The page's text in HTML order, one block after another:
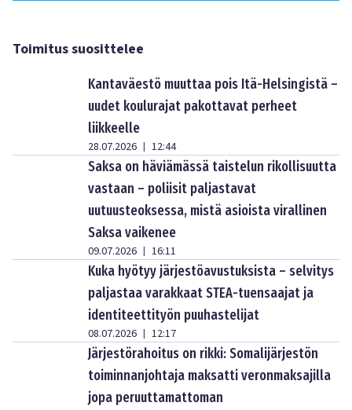
Toimitus suosittelee
Kantaväestö muuttaa pois Itä-Helsingistä –
uudet koulurajat pakottavat perheet
liikkeelle
28.07.2026 | 12:44
Saksa on häviämässä taistelun rikollisuutta
vastaan – poliisit paljastavat
uutuusteoksessa, mistä asioista virallinen
Saksa vaikenee
09.07.2026 | 16:11
Kuka hyötyy järjestöavustuksista – selvitys
paljastaa varakkaat STEA-tuensaajat ja
identiteettityön puuhastelijat
08.07.2026 | 12:17
Järjestörahoitus on rikki: Somalijärjestön
toiminnanjohtaja maksatti veronmaksajilla
jopa peruuttamattoman